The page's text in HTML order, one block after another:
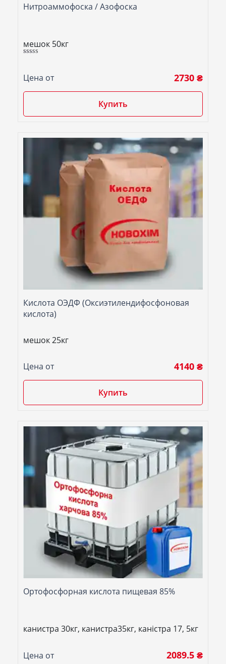
Нитроаммофоска / Азофоска
мешок 50кг
Цена от 2730 ₴
Купить
Кислота ОЭДФ (Оксиэтилендифосфоновая
кислота)
мешок 25кг
Цена от 4140 ₴
Купить
Ортофосфорная кислота пищевая 85%
канистра 30кг, канистра35кг, каністра 17, 5кг
Цена от 2089.5 ₴